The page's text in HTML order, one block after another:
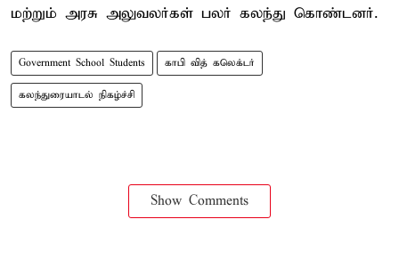
மற்றும் அரசு அலுவலர்கள் பலர் கலந்து கொண்டனர்.
Government School Students காபி வித் கலெக்டர்
கலந்துரையாடல் நிகழ்ச்சி
Show Comments